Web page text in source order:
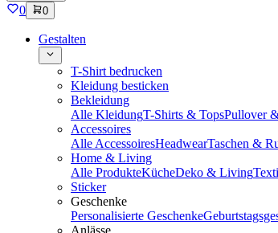
0 0
Gestalten
T-Shirt bedrucken
Kleidung besticken
Bekleidung
Alle KleidungT-Shirts & TopsPullover
Accessoires
Alle AccessoiresHeadwearTaschen &
Home & Living
Alle ProdukteKücheDeko & Living
Sticker
Geschenke
Personalisierte Geschenke